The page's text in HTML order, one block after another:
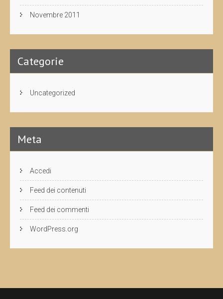
Novembre 2011
Categorie
Uncategorized
Meta
Accedi
Feed dei contenuti
Feed dei commenti
WordPress.org